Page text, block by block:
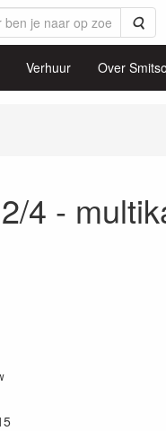
Verhuur Over
4 -